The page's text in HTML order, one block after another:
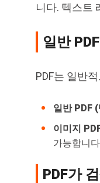
니다. 텍스트
일반
PDF는 일반
일반 PDF
이미지
가능합니
PDF가